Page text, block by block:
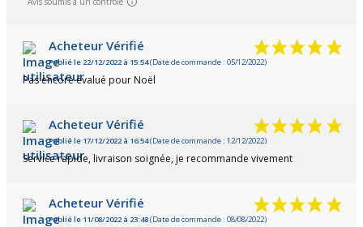
Acheteur Vérifié
Publié le 22/12/2022 à 15:54(Date de commande : 05/12/2022)
Pas encore évalué pour Noël
Acheteur Vérifié
Publié le 17/12/2022 à 16:54(Date de commande : 12/12/2022)
Service rapide, livraison soignée, je recommande vivement
Acheteur Vérifié
Publié le 11/08/2022 à 23:48(Date de commande : 08/08/2022)